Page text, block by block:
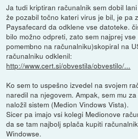
Ja tudi kriptiran računalnik sem dobil
že pozabil točno kateri virus je bil, je pa
Paysafecard da odklene vse datoteke.
bilo možno odpreti, zato sem najprej
pomembno na računalniku)skopiral na
računalniku odklenil:
http://www.cert.si/obvestila/obvestilo/...
Ko sem to uspešno izvedel na svojem
naredil na njegovem. Ampak, sem mu
naložil sistem (Medion Vindows Vista).
Sicer pa imajo vsi kolegi Medionove
da se tam najbolj splača kupiti
Windowse.